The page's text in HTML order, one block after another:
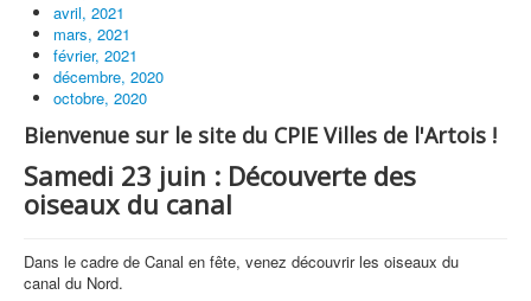
avril, 2021
mars, 2021
février, 2021
décembre, 2020
octobre, 2020
Bienvenue sur le site du CPIE Villes de l'Artois !
Samedi 23 juin : Découverte des
oiseaux du canal
Dans le cadre de Canal en fête, venez découvrir les oiseaux du
canal du Nord.